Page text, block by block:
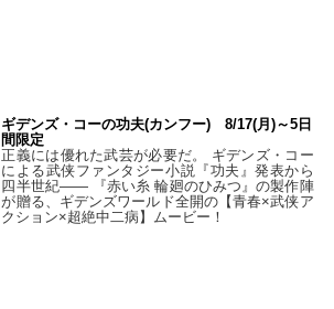
ギデンズ・コーの功夫(カンフー) 8/17(月)～5日
間限定
正義には優れた武芸が必要だ。 ギデンズ・コー
による武侠ファンタジー小説『功夫』発表から
四半世紀―― 『赤い糸 輪廻のひみつ』の製作陣
が贈る、ギデンズワールド全開の【青春×武侠ア
クション×超絶中二病】ムービー！